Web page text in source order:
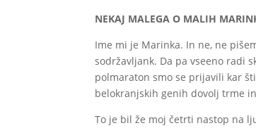
NEKAJ MALEGA O MALIH
Ime mi je Marinka. In ne, ne
sodržavljank. Da pa vseeno radi
polmaraton smo se prijavili kar
belokranjskih genih dovolj trme
To je bil že moj četrti nastop na